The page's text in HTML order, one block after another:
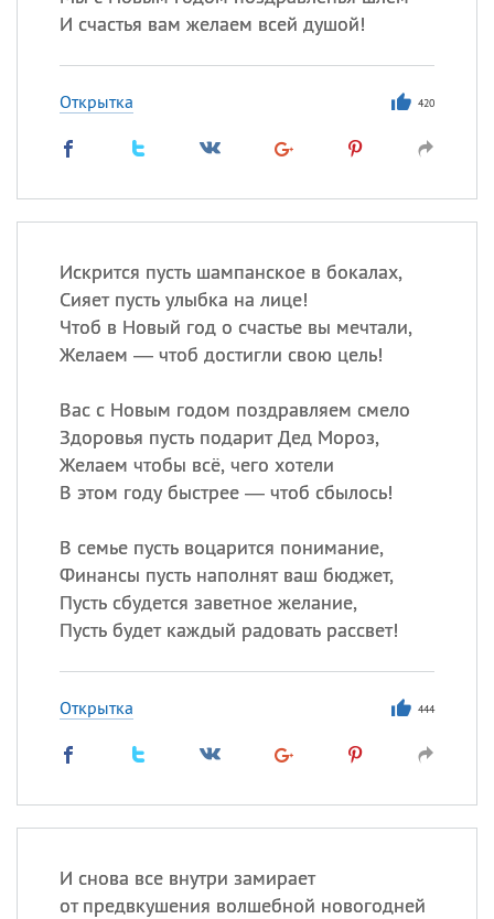
И счастья вам желаем всей душой!
Открытка 420
Искрится пусть шампанское в бокалах,
Сияет пусть улыбка на лице!
Чтоб в Новый год о счастье вы мечтали,
Желаем — чтоб достигли свою цель!
Вас с Новым годом поздравляем смело
Здоровья пусть подарит Дед Мороз,
Желаем чтобы всё, чего хотели
В этом году быстрее — чтоб сбылось!
В семье пусть воцарится понимание,
Финансы пусть наполнят ваш бюджет,
Пусть сбудется заветное желание,
Пусть будет каждый радовать рассвет!
Открытка 444
И снова все внутри замирает
от предвкушения волшебной новогодней